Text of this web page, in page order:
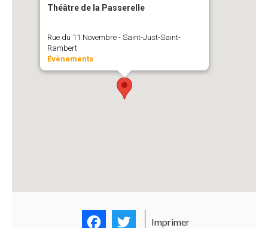
Théâtre de la Passerelle
Rue du 11 Novembre - Saint-Just-Saint-
Rambert
Évènements
FacebookTwitter
Imprimer